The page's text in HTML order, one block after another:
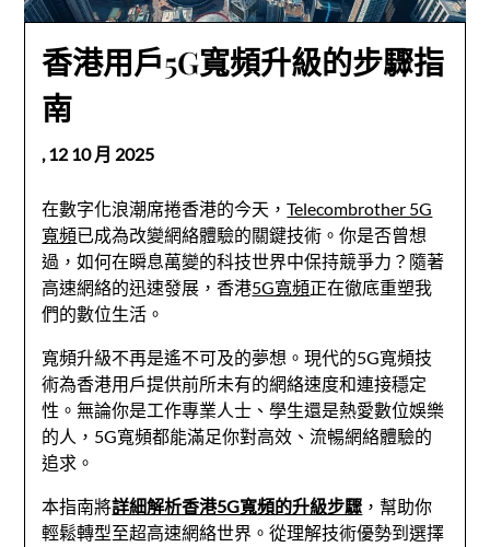
香港用戶5G寬頻升級的步驟指
南
,12 10 月 2025
在數字化浪潮席捲香港的今天，Telecombrother 5G
寬頻已成為改變網絡體驗的關鍵技術。你是否曾想
過，如何在瞬息萬變的科技世界中保持競爭力？隨著
高速網絡的迅速發展，香港5G寬頻正在徹底重塑我
們的數位生活。
寬頻升級不再是遙不可及的夢想。現代的5G寬頻技
術為香港用戶提供前所未有的網絡速度和連接穩定
性。無論你是工作專業人士、學生還是熱愛數位娛樂
的人，5G寬頻都能滿足你對高效、流暢網絡體驗的
追求。
本指南將詳細解析香港5G寬頻的升級步驟 ，幫助你
輕鬆轉型至超高速網絡世界。從理解技術優勢到選擇